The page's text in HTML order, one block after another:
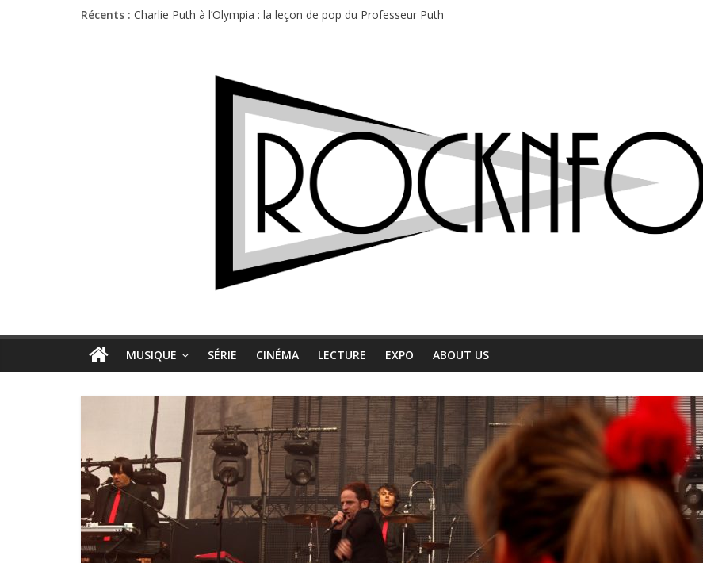
Récents : Charlie Puth à l’Olympia : la leçon de pop du Professeur Puth
Première édition du Midgard Festival : entre bière, métal et tatouages
MUSIQUE SÉRIE CINÉMA LECTURE EXPO ABOUT US